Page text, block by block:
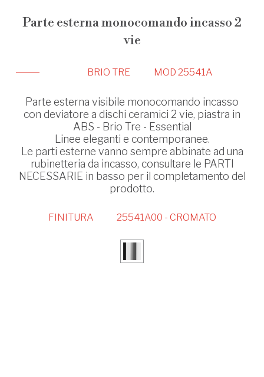
Parte esterna monocomando incasso 2
vie
BRIO TRE MOD 25541A
Parte esterna visibile monocomando incasso
con deviatore a dischi ceramici 2 vie, piastra in
ABS - Brio Tre - Essential
Linee eleganti e contemporanee.
Le parti esterne vanno sempre abbinate ad una
rubinetteria da incasso, consultare le PARTI
NECESSARIE in basso per il completamento del
prodotto.
FINITURA 25541A00 - CROMATO